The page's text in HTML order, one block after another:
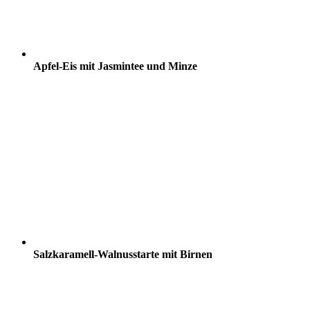
Apfel-Eis mit Jasmintee und Minze
Salzkaramell-Walnusstarte mit Birnen